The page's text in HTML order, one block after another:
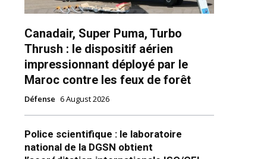
Canadair, Super Puma, Turbo
Thrush : le dispositif aérien
impressionnant déployé par le
Maroc contre les feux de forêt
Défense 6 August 2026
Police scientifique : le laboratoire
national de la DGSN obtient